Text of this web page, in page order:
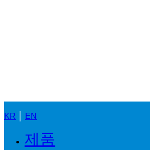
Menu
KR EN
제품